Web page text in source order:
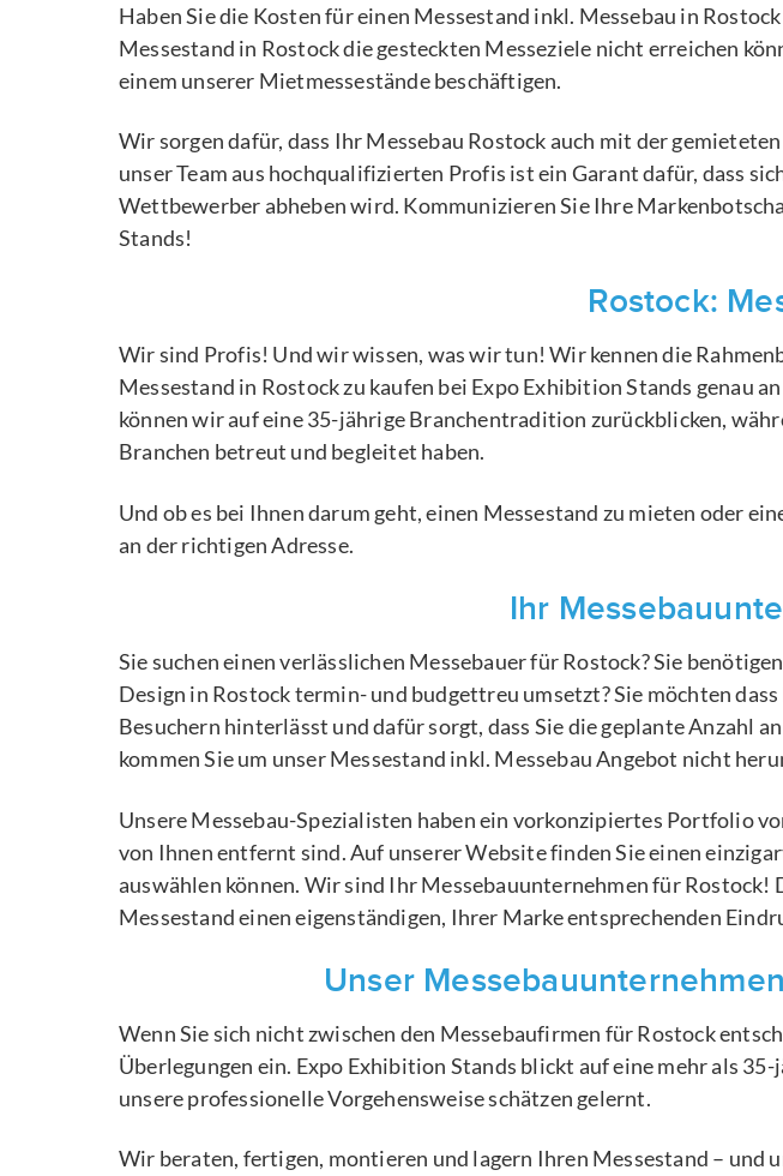
Haben Sie die Kosten für einen Messestand inkl. Messebau in
Messestand in Rostock die gesteckten Messeziele nicht erreichen
einem unserer Mietmessestände beschäftigen.
Wir sorgen dafür, dass Ihr Messebau Rostock auch mit der
unser Team aus hochqualifizierten Profis ist ein Garant dafür, dass
Wettbewerber abheben wird. Kommunizieren Sie Ihre
Stands!
Rostock:
Wir sind Profis! Und wir wissen, was wir tun! Wir kennen die
Messestand in Rostock zu kaufen bei Expo Exhibition Stands genau
können wir auf eine 35-jährige Branchentradition zurückblicken,
Branchen betreut und begleitet haben.
Und ob es bei Ihnen darum geht, einen Messestand zu mieten oder
an der richtigen Adresse.
Ihr
Sie suchen einen verlässlichen Messebauer für Rostock? Sie
Design in Rostock termin- und budgettreu umsetzt? Sie möchten
Besuchern hinterlässt und dafür sorgt, dass Sie die geplante Anzahl
kommen Sie um unser Messestand inkl. Messebau Angebot nicht
Unsere Messebau-Spezialisten haben ein vorkonzipiertes Portfolio
von Ihnen entfernt sind. Auf unserer Website finden Sie einen
auswählen können. Wir sind Ihr Messebauunternehmen für
Messestand einen eigenständigen, Ihrer Marke entsprechenden
Unser
Wenn Sie sich nicht zwischen den Messebaufirmen für Rostock
Überlegungen ein. Expo Exhibition Stands blickt auf eine mehr als
unsere professionelle Vorgehensweise schätzen gelernt.
Wir beraten, fertigen, montieren und lagern Ihren Messestand – und